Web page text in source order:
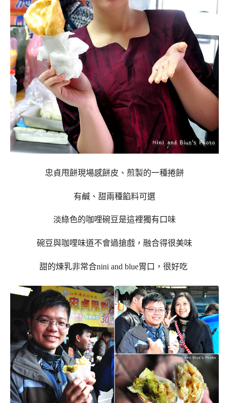
忠貞甩餅現場感餅皮、煎製的一種捲餅
有鹹、甜兩種餡料可選
淡綠色的咖哩碗豆是這裡獨有口味
碗豆與咖哩味道不會過搶戲，融合得很美味
甜的煉乳非常合nini and blue胃口，很好吃